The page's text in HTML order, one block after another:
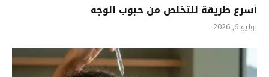
أسرع طريقة للتخلص من حبوب الوجه
يوليو 6, 2026